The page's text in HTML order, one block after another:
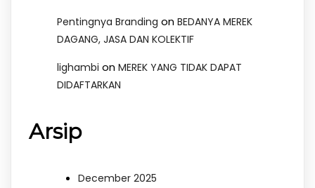
Pentingnya Branding on BEDANYA MEREK
DAGANG, JASA DAN KOLEKTIF
lighambi on MEREK YANG TIDAK DAPAT
DIDAFTARKAN
Arsip
December 2025